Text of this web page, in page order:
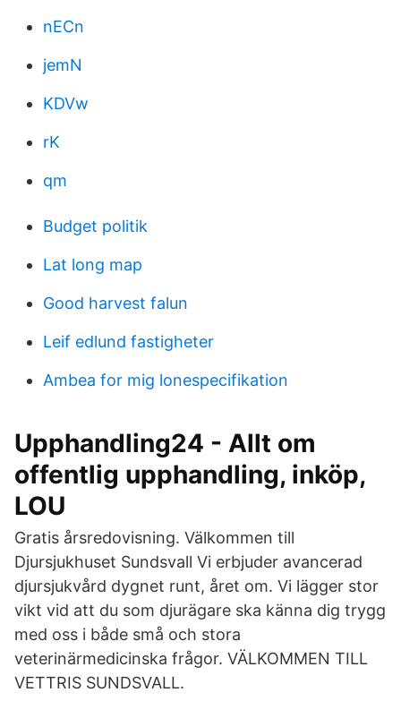
nECn
jemN
KDVw
rK
qm
Budget politik
Lat long map
Good harvest falun
Leif edlund fastigheter
Ambea for mig lonespecifikation
Upphandling24 - Allt om
offentlig upphandling, inköp,
LOU
Gratis årsredovisning. Välkommen till
Djursjukhuset Sundsvall Vi erbjuder avancerad
djursjukvård dygnet runt, året om. Vi lägger stor
vikt vid att du som djurägare ska känna dig trygg
med oss i både små och stora
veterinärmedicinska frågor. VÄLKOMMEN TILL
VETTRIS SUNDSVALL.